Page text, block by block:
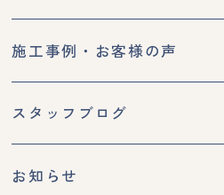
施工事例・お客様の声
スタッフブログ
お知らせ